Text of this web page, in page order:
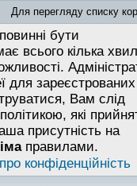
Для перегляду списку
бути
всього кілька
для зареєстрованих
Вам слід
які
присутність на
правилами.
конфіденційність